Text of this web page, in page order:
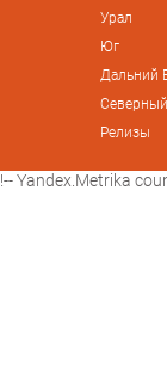
Урал
Юг
Дальний
Релизы
!-- Yandex.Metrika